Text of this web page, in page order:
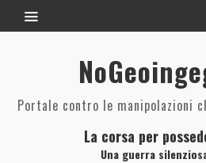
Portale contro le manipolazioni
La corsa per
Una guerra